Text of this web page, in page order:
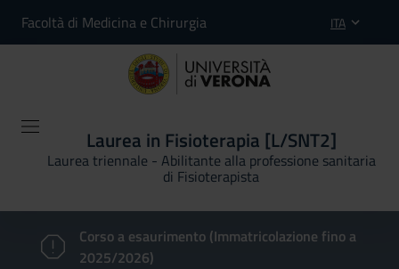
Facoltà di Medicina e Chirurgia ITA
Laurea in Fisioterapia [L/SNT2]
Laurea triennale - Abilitante alla professione sanitaria
di Fisioterapista
Corso a esaurimento (Immatricolazione fino a
2025/2026)